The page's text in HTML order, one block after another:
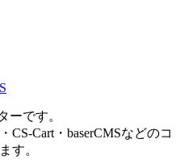
ーです。
CS-Cart・baserCMSなどのコ
す。